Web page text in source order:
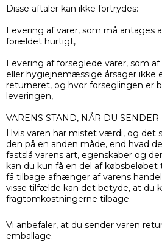
Disse aftaler kan ikke fortrydes:
Levering af varer, som må antages
forældet hurtigt,
Levering af forseglede varer, som
eller hygiejnemæssige årsager ikke
returneret, og hvor forseglingen er
leveringen,
VARENS STAND, NÅR DU SENDER
Hvis varen har mistet værdi, og det
den på en anden måde, end hvad
fastslå varens art, egenskaber og
kan du kun få en del af købsbeløbet
få tilbage afhænger af varens
visse tilfælde kan det betyde, at du
fragtomkostningerne tilbage.
Vi anbefaler, at du sender varen
emballage.